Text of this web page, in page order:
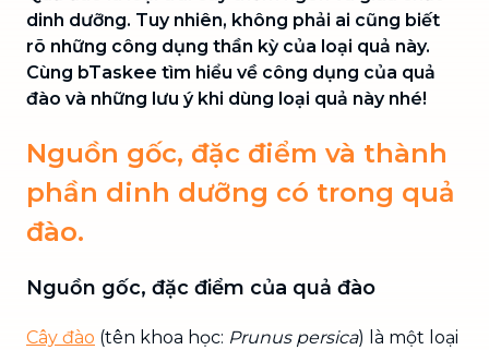
dinh dưỡng. Tuy nhiên, không phải ai cũng biết
rõ những công dụng thần kỳ của loại quả này.
Cùng bTaskee tìm hiểu về công dụng của quả
đào và những lưu ý khi dùng loại quả này nhé!
Nguồn gốc, đặc điểm và thành
phần dinh dưỡng có trong quả
đào.
Nguồn gốc, đặc điểm của quả đào
Cây đào (tên khoa học: Prunus persica) là một loại